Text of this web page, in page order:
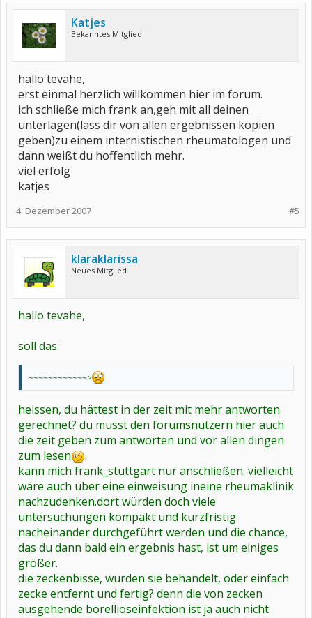
Katjes
Bekanntes Mitglied
hallo tevahe,
erst einmal herzlich willkommen hier im forum.
ich schließe mich frank an,geh mit all deinen
unterlagen(lass dir von allen ergebnissen kopien
geben)zu einem internistischen rheumatologen und
dann weißt du hoffentlich mehr.
viel erfolg
katjes
#5
4. Dezember 2007
klaraklarissa
Neues Mitglied
hallo tevahe,
soll das:
~~~~~~~~~~~~>
heissen, du hättest in der zeit mit mehr antworten
gerechnet? du musst den forumsnutzern hier auch
die zeit geben zum antworten und vor allen dingen
zum lesen
.
kann mich frank_stuttgart nur anschließen. vielleicht
wäre auch über eine einweisung ineine rheumaklinik
nachzudenken.dort würden doch viele
untersuchungen kompakt und kurzfristig
nacheinander durchgeführt werden und die chance,
das du dann bald ein ergebnis hast, ist um einiges
größer.
die zeckenbisse, wurden sie behandelt, oder einfach
zecke entfernt und fertig? denn die von zecken
ausgehende borellioseinfektion ist ja auch nicht